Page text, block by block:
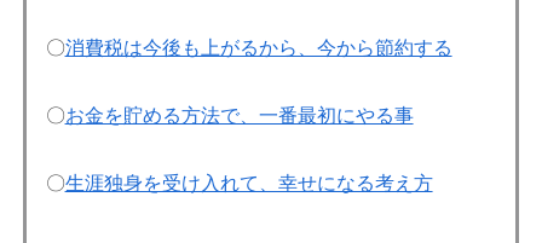
〇消費税は今後も上がるから、今から節約する
〇お金を貯める方法で、一番最初にやる事
〇生涯独身を受け入れて、幸せになる考え方